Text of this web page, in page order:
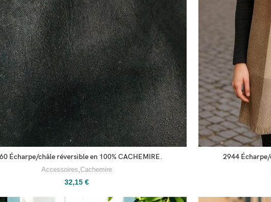
Écharpe/châle réversible en 100% CACHEMIRE.
Accessoires,Cachemire
32,15€
2944